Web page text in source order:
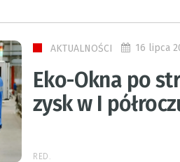
AKTUALNOŚCI 16 lipca
Eko-Okna po
zysk w I
RED.